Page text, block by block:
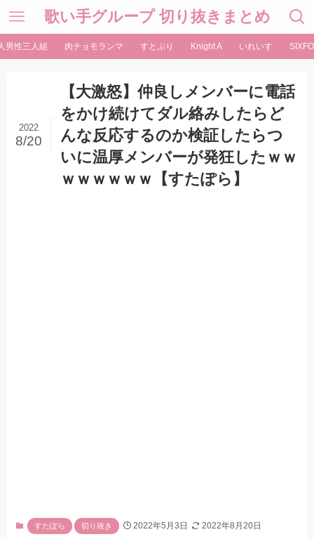
歌い手グループ 切り抜きまとめ
男性三人組 肉チョモランマ すとぷり Knight A いれいす
【大激怒】仲良しメンバーに電話
をかけ続けてダル絡みしたらど
んな反応するのか検証したらつ
いに温厚メンバーが発狂したｗｗ
ｗｗｗｗｗｗ【すたぽら】
2022
8/20
すたぽら 切り抜き 2022年5月3日 2022年8月20日